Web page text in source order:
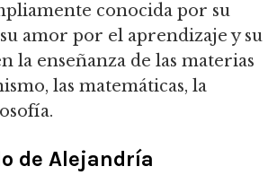
conocida por su
amor por el aprendizaje y su
la enseñanza de las materias
las matemáticas, la
de Alejandría